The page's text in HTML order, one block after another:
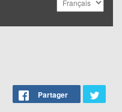
Partager